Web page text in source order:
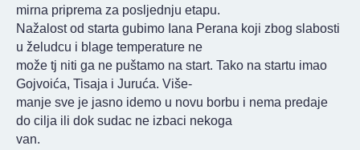
mirna priprema za posljednju etapu.
Nažalost od starta gubimo Iana Perana koji zbog slabosti
u želudcu i blage temperature ne
može tj niti ga ne puštamo na start. Tako na startu imao
Gojvoića, Tisaja i Juruća. Više-
manje sve je jasno idemo u novu borbu i nema predaje
do cilja ili dok sudac ne izbaci nekoga
van.